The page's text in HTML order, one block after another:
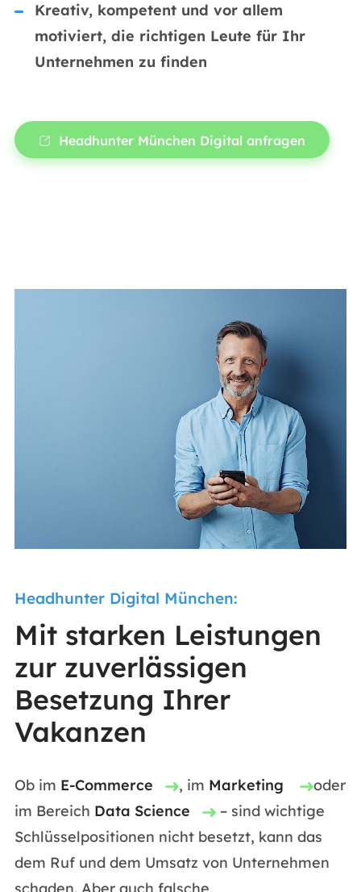
Kreativ, kompetent und vor allem
motiviert, die richtigen Leute für Ihr
Unternehmen zu finden
Headhunter München Digital anfragen
Headhunter Digital München:
Mit starken Leistungen
zur zuverlässigen
Besetzung Ihrer
Vakanzen
Ob im E-Commerce , im Marketing
oder
im Bereich Data Science
– sind wichtige
Schlüsselpositionen nicht besetzt, kann das
dem Ruf und dem Umsatz von Unternehmen